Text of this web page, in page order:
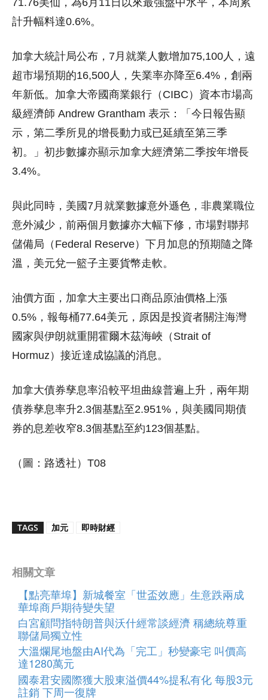
71.76美仙，為6月11日以來最強盤中水平，本周累
計升幅料達0.6%。
加拿大統計局公布，7月就業人數增加75,100人，遠
超市場預期的16,500人，失業率亦降至6.4%，創兩
年新低。加拿大帝國商業銀行（CIBC）資本市場高
級經濟師 Andrew Grantham 表示：「今日報告顯
示，第二季所見的增長動力或已延續至第三季
初。」初步數據亦顯示加拿大經濟第二季按年增長
3.4%。
與此同時，美國7月就業數據意外遜色，非農業職位
意外減少，前兩個月數據亦大幅下修，市場對聯邦
儲備局（Federal Reserve）下月加息的預期隨之降
溫，美元兌一籃子主要貨幣走軟。
油價方面，加拿大主要出口商品原油價格上漲
0.5%，報每桶77.64美元，原因是投資者關注海灣
國家與伊朗就重開霍爾木茲海峽（Strait of
Hormuz）接近達成協議的消息。
加拿大債券孳息率沿較平坦曲線普遍上升，兩年期
債券孳息率升2.3個基點至2.951%，與美國同期債
券的息差收窄8.3個基點至約123個基點。
（圖：路透社）T08
TAGS 加元 即時財經
相關文章
【點亮華埠】新城餐室「世盃效應」生意跌兩成
華埠商戶期待變失望
白宮顧問指特朗普與沃什經常談經濟 稱總統尊重
聯儲局獨立性
大溫爛尾地盤由AI代為「完工」秒變豪宅 叫價高
達1280萬元
國泰君安國際獲大股東溢價44%提私有化 每股3元
註銷 下周一復牌